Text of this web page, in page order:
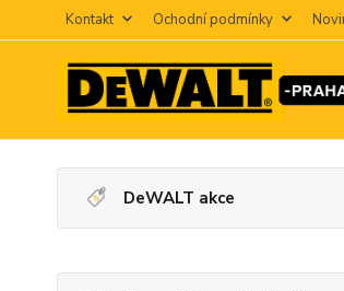
Kontakt Ochodní podmínky
DeWALT akce